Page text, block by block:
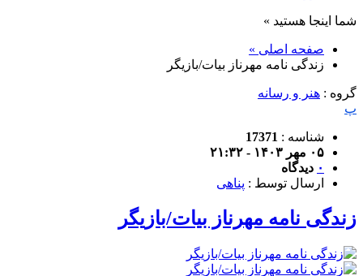
شما اینجا هستید »
صفحه اصلی »
زندگی نامه مهرناز بیات/بازیگر
گروه : هنر و رسانه
پ
شناسه : 17371
۰۵ مهر ۱۴۰۳ - ۲۱:۳۲
۰ دیدگاه
ارسال توسط : پناهی
زندگی نامه مهرناز بیات/بازیگر